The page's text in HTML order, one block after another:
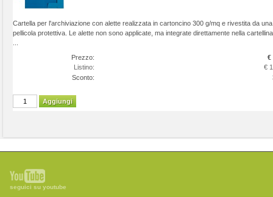
Cartella per l'archiviazione con alette realizzata in cartoncino 300 g/mq e rivestita da una
pellicola protettiva. Le alette non sono applicate, ma integrate direttamente nella
Prezzo:
€
Listino:
€
Sconto:
Aggiungi
seguici su youtube